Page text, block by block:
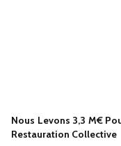
Nous Levons 3,3 M€
Restauration Collective